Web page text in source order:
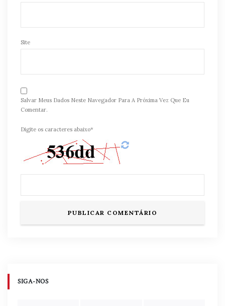
Site
Salvar Meus Dados Neste Navegador Para A Próxima Vez Que Eu
Comentar.
Digite os caracteres abaixo*
SIGA-NOS